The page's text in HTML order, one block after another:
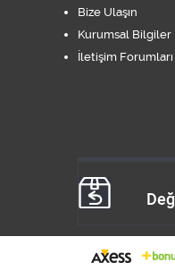
Bize Ulaşın
Kurumsal Bilgiler
İletişim Forumları